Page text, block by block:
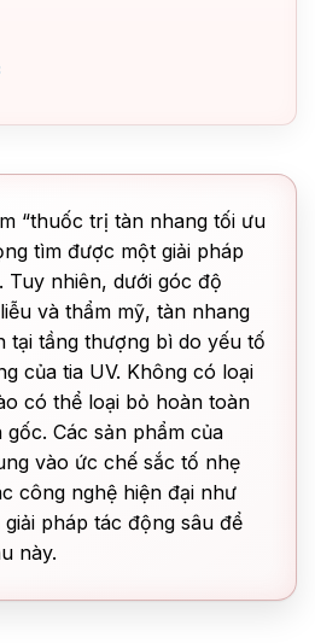
“thuốc trị tàn nhang tối ưu
tìm được một giải pháp
Tuy nhiên, dưới góc độ
và thẩm mỹ, tàn nhang
tại tầng thượng bì do yếu tố
của tia UV. Không có loại
có thể loại bỏ hoàn toàn
Các sản phẩm của
vào ức chế sắc tố nhẹ
công nghệ hiện đại như
giải pháp tác động sâu để
này.